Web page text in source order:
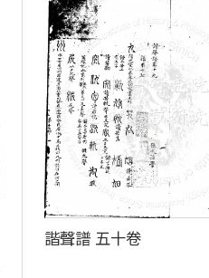
諧聲譜 五十卷